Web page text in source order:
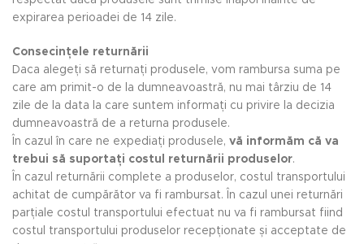
expirarea perioadei de 14 zile.
Consecințele returnării
Daca alegeți să returnați produsele, vom rambursa suma pe
care am primit-o de la dumneavoastră, nu mai târziu de 14
zile de la data la care suntem informați cu privire la decizia
dumneavoastră de a returna produsele.
În cazul în care ne expediați produsele, vă informăm că va
trebui să suportați costul returnării produselor.
În cazul returnării complete a produselor, costul transportului
achitat de cumpărător va fi rambursat. În cazul unei returnări
parțiale costul transportului efectuat nu va fi rambursat fiind
costul transportului produselor recepționate și acceptate de